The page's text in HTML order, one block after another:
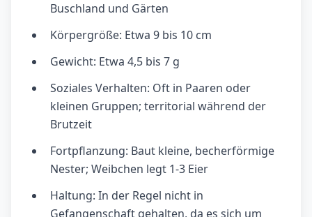
Buschland und Gärten
Körpergröße: Etwa 9 bis 10 cm
Gewicht: Etwa 4,5 bis 7 g
Soziales Verhalten: Oft in Paaren oder
kleinen Gruppen; territorial während der
Brutzeit
Fortpflanzung: Baut kleine, becherförmige
Nester; Weibchen legt 1-3 Eier
Haltung: In der Regel nicht in
Gefangenschaft gehalten, da es sich um